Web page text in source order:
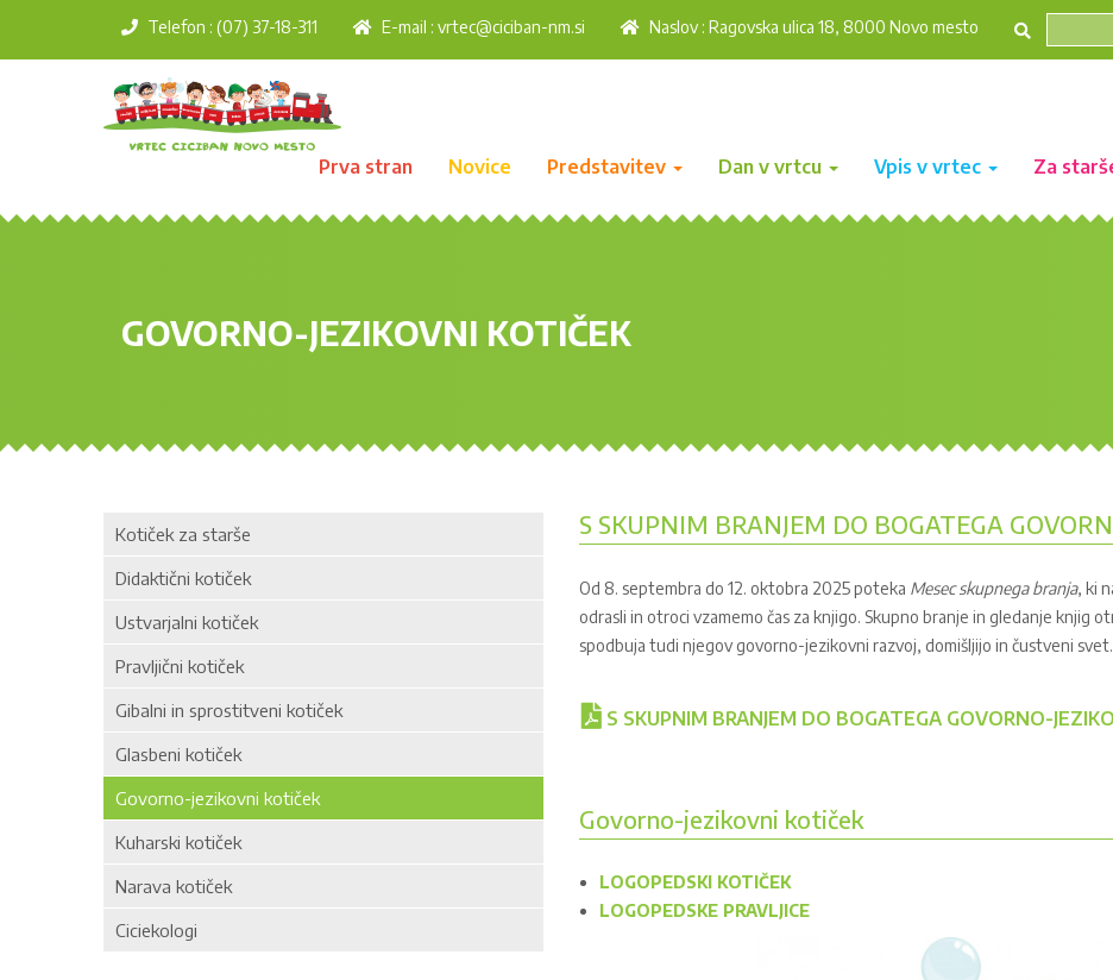
Telefon : (07) 37-18-311 E-mail : vrtec@ciciban-nm.si Naslov : Ragovska ulica 18, 8000 Novo mesto
Prva stran Novice Predstavitev Dan v vrtcu Vpis v vrtec Za
GOVORNO-JEZIKOVNI KOTIČEK
Kotiček za starše
Didaktični kotiček
Ustvarjalni kotiček
Pravljični kotiček
Gibalni in sprostitveni kotiček
Glasbeni kotiček
Govorno-jezikovni kotiček
Kuharski kotiček
Narava kotiček
Ciciekologi
S SKUPNIM BRANJEM DO BOGATEGA
Od 8. septembra do 12. oktobra 2025 poteka Mesec skupnega branja, ki
odrasli in otroci vzamemo čas za knjigo. Skupno branje in gledanje knjig
spodbuja tudi njegov govorno-jezikovni razvoj, domišljijo in čustveni svet.
S SKUPNIM BRANJEM DO BOGATEGA GOVORNO-
Govorno-jezikovni kotiček
LOGOPEDSKI KOTIČEK
LOGOPEDSKE PRAVLJICE